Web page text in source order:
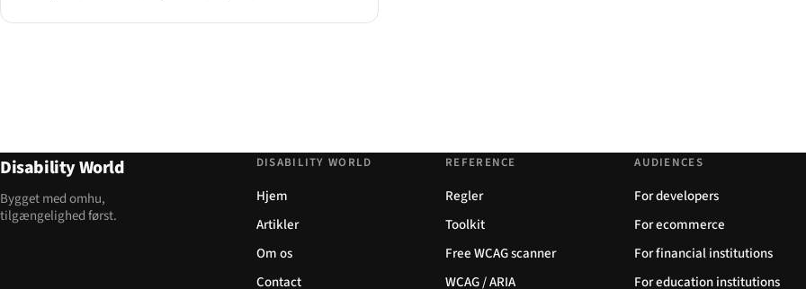
Disability World
Bygget med omhu,
tilgængelighed først.
DISABILITY WORLD
Hjem
Artikler
Om os
Contact
REFERENCE
Regler
Toolkit
Free WCAG scanner
WCAG / ARIA
AUDIENCES
For developers
For ecommerce
For financial institutions
For education institutions